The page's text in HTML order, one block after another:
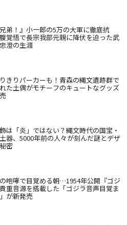
兄弟！』小一郎の5万の大軍に徹底抗
覚悟で長宗我部元親に降伏を迫った武
澄の生涯
きりパーカーも！青森の縄文遺跡群で
た土偶がモチーフのキュートなグッズ
は「炎」ではない？縄文時代の国宝・
器、5000年前の人々が刻んだ謎とデザ
密
咆哮で目覚める朝…1954年公開『ゴジ
重音源を搭載した「ゴジラ音声目覚ま
が新発売